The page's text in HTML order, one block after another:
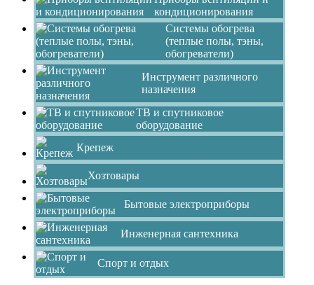
кондиционирования
Системы обогрева
(теплые полы, тэны,
обогреватели)
Инструмент различного
назначения
ТВ и спутниковое
оборудование
Крепеж
Хозтовары
Бытовые электроприборы
Инженерная сантехника
Спорт и отдых